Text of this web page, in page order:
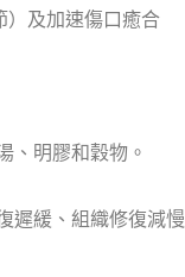
）及加速傷口癒合
、明膠和穀物。
緩、組織修復減